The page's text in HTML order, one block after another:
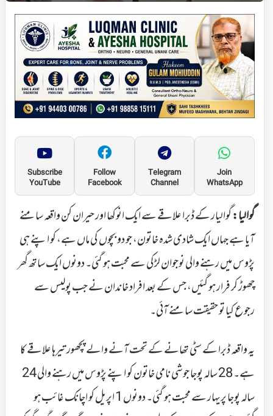
Join
WhatsApp
Telegram
Channel
Follow
Facebook
Subscribe
YouTube
گوالیا:گوالیار کے ڈبرا علاقے سے ایک انوکھا اور حیران کن واقعہ سامنے
آیا ہے جہاں ایک شادی شدہ خاتون، جو دو بچوں کی ماں ہے، کو اپنے ہی
پڑوس میں رہنے والی نوجوان لڑکی سے محبت ہو گئی۔ دونوں ایک ساتھ گھر
چھوڑ کر فرار ہو گئیں، جس کے بعد افراد خاندان نے جب پولیس سے
رجوع کیا تو حقیقت سامنے آئی۔
یہ واقعہ ڈبرا کے سٹی تھانے کے تحت آنے والے پچھور تیرہا علاقے کا
ہے۔ 28 سالہ پوجا جوشی نامی خاتون کو اپنے پڑوس میں رہنے والی 24
سالہ پوجا پریہار سے محبت ہو گئی۔ دونوں 1 اپریل کو اچانک غائب ہو